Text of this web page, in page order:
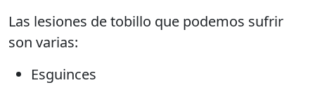
Las lesiones de tobillo que podemos sufrir
son varias:
Esguinces